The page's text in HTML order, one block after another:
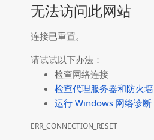
无法访问此网站
连接已重置。
请试试以下办法：
检查网络连接
检查代理服务器和防火墙
运行 Windows 网络诊断
ERR_CONNECTION_RESET